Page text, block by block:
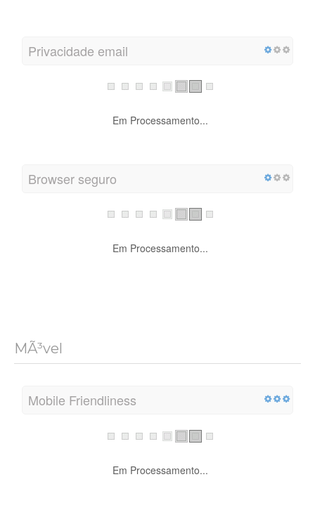
Privacidade email
Em Processamento...
Browser seguro
Em Processamento...
MÃ³vel
Mobile Friendliness
Em Processamento...